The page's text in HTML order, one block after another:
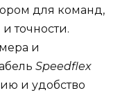
для команд,
точности.
и
Speedflex
и удобство